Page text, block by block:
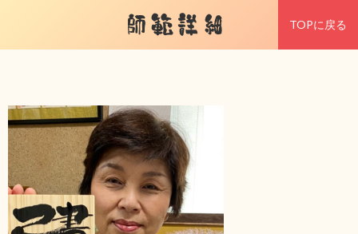
師範詳細 TOPに戻る